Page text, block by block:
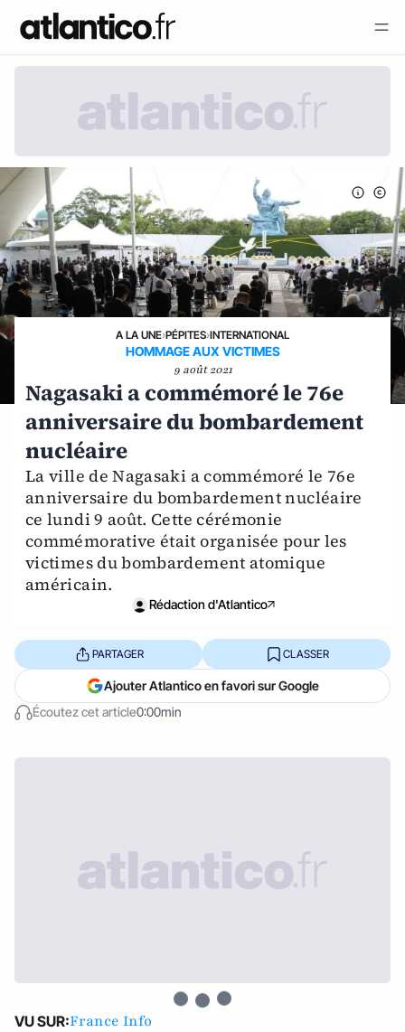
A LA UNE›PÉPITES›INTERNATIONAL
HOMMAGE AUX VICTIMES
9 août 2021
Nagasaki a commémoré le 76e
anniversaire du bombardement
nucléaire
La ville de Nagasaki a commémoré le 76e
anniversaire du bombardement nucléaire
ce lundi 9 août. Cette cérémonie
commémorative était organisée pour les
victimes du bombardement atomique
américain.
Rédaction d'Atlantico
Écoutez cet article0:00min
PARTAGER CLASSER
Ajouter Atlantico en favori sur Google
VU SUR:France Info